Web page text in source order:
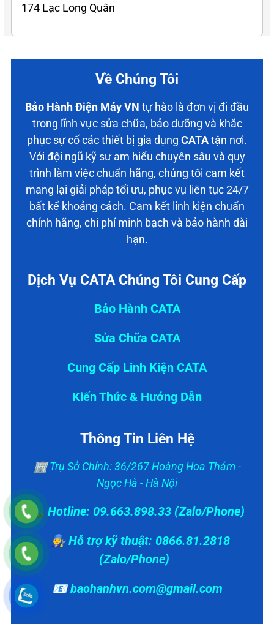
174 Lạc Long Quân
Về Chúng Tôi
Bảo Hành Điện Máy VN tự hào là đơn vị đi đầu
trong lĩnh vực sửa chữa, bảo dưỡng và khắc
phục sự cố các thiết bị gia dụng CATAtận nơi.
Với đội ngũ kỹ sư am hiểu chuyên sâu và quy
trình làm việc chuẩn hãng, chúng tôi cam kết
mang lại giải pháp tối ưu, phục vụ liên tục 24/7
bất kể khoảng cách. Cam kết linh kiện chuẩn
chính hãng, chi phí minh bạch và bảo hành dài
hạn.
Dịch Vụ CATA Chúng Tôi Cung Cấp
Bảo Hành CATA
Sửa Chữa CATA
Cung Cấp Linh Kiện CATA
Kiến Thức & Hướng Dẫn
Thông Tin Liên Hệ
🏢 Trụ Sở Chính: 36/267 Hoàng Hoa Thám -
Ngọc Hà - Hà Nội
📞 Hotline: 09.663.898.33 (Zalo/Phone)
👨‍🔧 Hỗ trợ kỹ thuật: 0866.81.2818
(Zalo/Phone)
📧 baohanhvn.com@gmail.com